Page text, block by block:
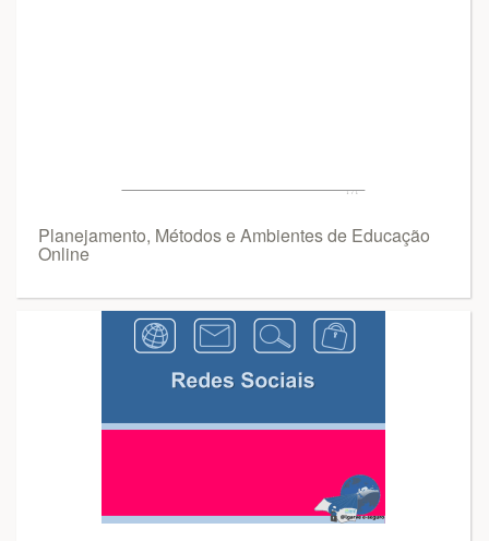
Planejamento, Métodos e Ambientes de Educação
Online